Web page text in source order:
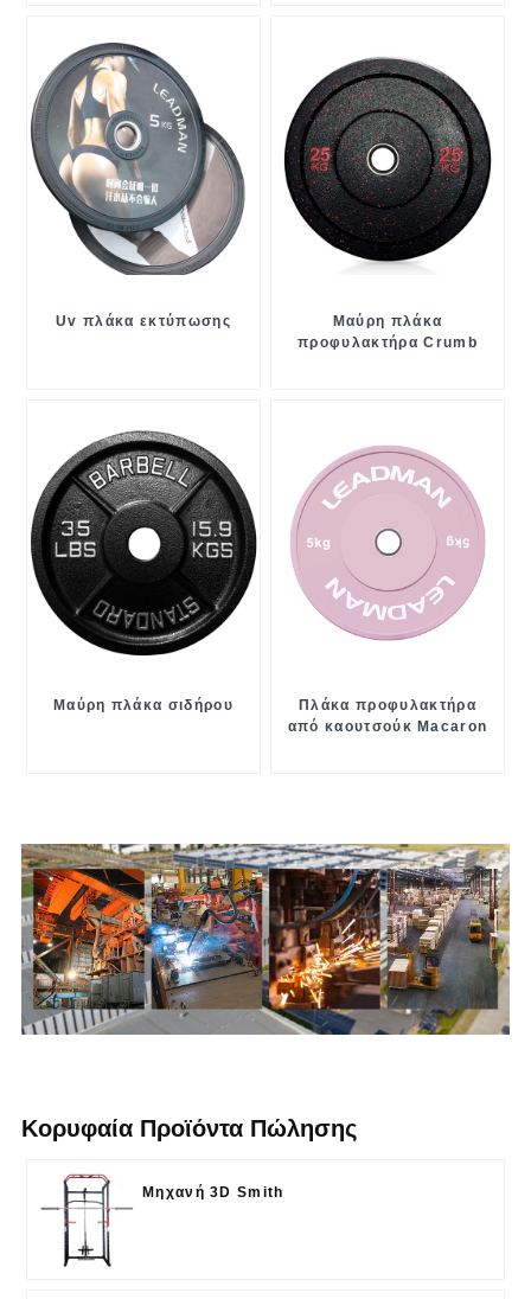
Uv πλάκα εκτύπωσης
Μαύρη πλάκα
προφυλακτήρα Crumb
Μαύρη πλάκα σιδήρου
Πλάκα προφυλακτήρα
από καουτσούκ Macaron
Κορυφαία Προϊόντα Πώλησης
Μηχανή 3D Smith